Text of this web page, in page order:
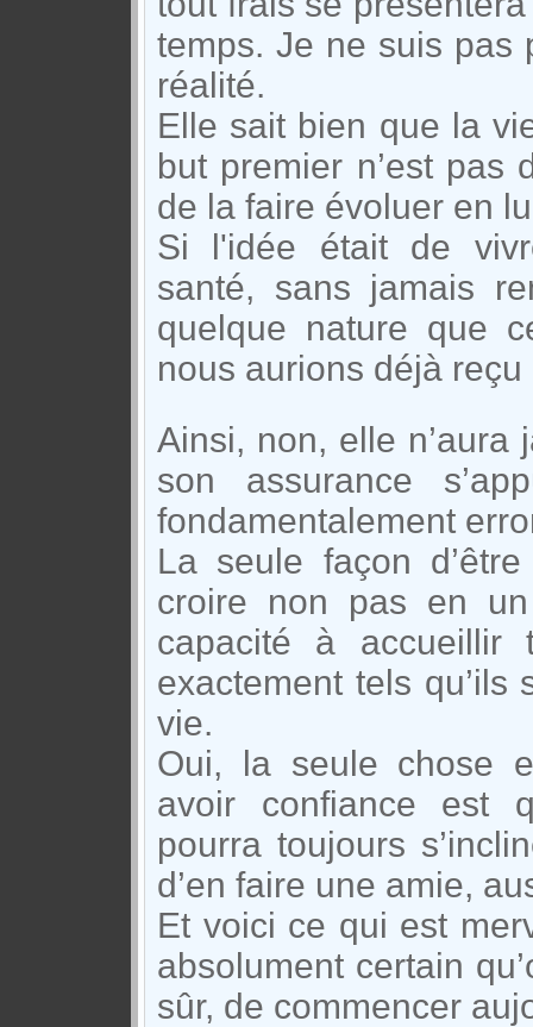
temps. Je ne suis pas
réalité.
Elle sait bien que la
but premier n’est pas
de la faire évoluer en
Si l'idée était de
santé, sans jamais
quelque nature que
nous aurions déjà
Ainsi, non, elle n’aura
son assurance
fondamentalement
La seule façon
croire non pas en
capacité à accueillir
exactement tels
vie.
Oui, la seule chose
avoir confiance est
pourra toujours
d’en faire une amie,
Et voici ce qui est
absolument certain
sûr, de commencer